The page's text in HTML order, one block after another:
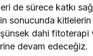
de sürece katkı
sonucunda kitlelerin
dahi fitoterapi
devam edeceğiz.